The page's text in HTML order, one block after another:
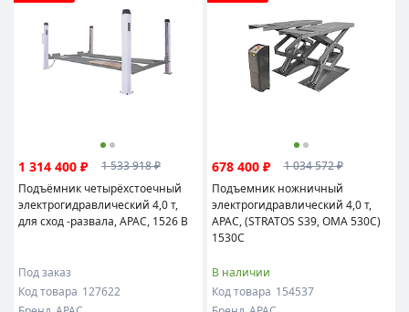
1 314 400 ₽
1 533 918 ₽
Подъёмник четырёхстоечный
электрогидравлический 4,0 т,
для сход -развала, APAC, 1526 B
Под заказ
Код товара 127622
678 400 ₽
1 034 572 ₽
Подъемник ножничный
электрогидравлический 4,0 т,
APAC, (STRATOS S39, OMA 530C)
1530С
В наличии
Код товара 154537